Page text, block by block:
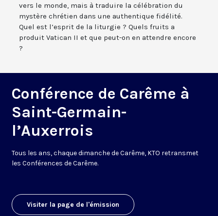
vers le monde, mais à traduire la célébration du
mystère chrétien dans une authentique fidélité.
Quel est l’esprit de la liturgie ? Quels fruits a
produit Vatican II et que peut-on en attendre encore
?
Conférence de Carême à
Saint-Germain-
l’Auxerrois
Tous les ans, chaque dimanche de Carême, KTO retransmet
les Conférences de Carême.
Visiter la page de l'émission